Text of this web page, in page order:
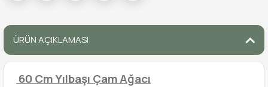
ÜRÜN AÇIKLAMASI
60 Cm Yılbaşı Çam Ağacı